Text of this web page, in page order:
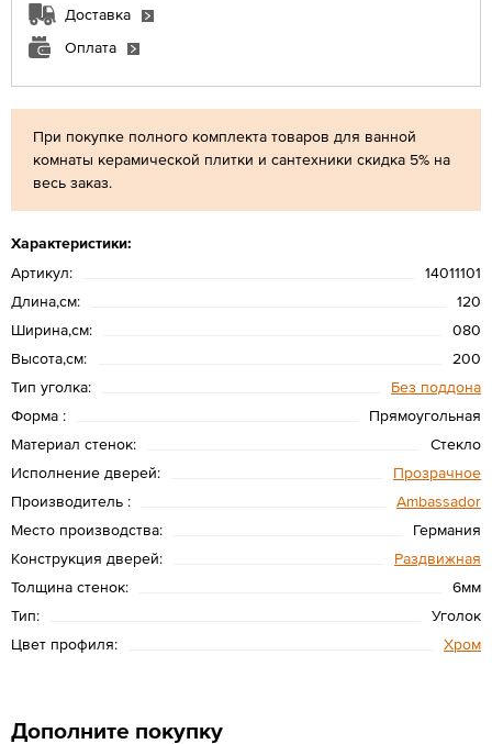
При покупке полного комплекта товаров для ванной
комнаты керамической плитки и сантехники скидка 5% на
весь заказ.
Характеристики:
Артикул:
14011101
Длина,см:
120
Ширина,см:
080
Высота,см:
200
Тип уголка:
Без поддона
Форма :
Прямоугольная
Материал стенок:
Стекло
Исполнение дверей:
Прозрачное
Производитель :
Ambassador
Место производства:
Германия
Конструкция дверей:
Раздвижная
Толщина стенок:
6мм
Тип:
Уголок
Цвет профиля:
Хром
Доставка
Оплата
Дополните покупку